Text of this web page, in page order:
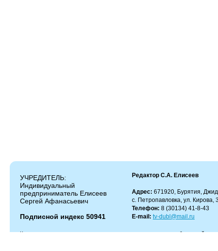
УЧРЕДИТЕЛЬ:
Индивидуальный
предприниматель Елисеев
Сергей Афанасьевич
Подписной индекс 50941
Редактор С.А. Елисеев
Адрес: 671920, Бурятия,
с. Петропавловка, ул. Кирова,
Телефон: 8 (30134) 41-8-43
E-mail: tv-dubl@mail.ru
Копирование и цитирование материалов разрешено только с работающей